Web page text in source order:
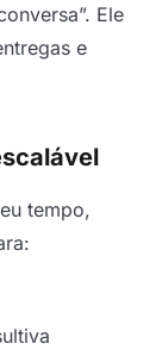
Ele
e
tempo,